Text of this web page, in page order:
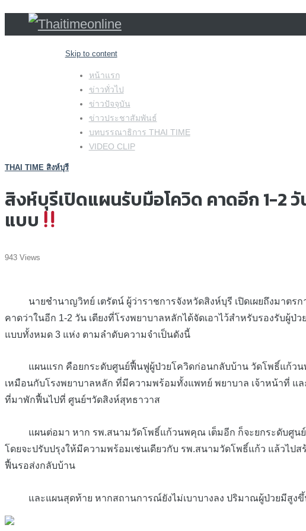
Skip to content
หน้าแรก
ข่าวทั่วไป
ข่าวปัจจุบัน
ข่าวประชาสัมพันธ์
บทบรรณาธิการ THAI TIME
VIDEO CLIP
THAI TIME สิงห์บุรี
สิงห์บุรีเปิดแผนรับมือโควิด คาดอีก 1-2
แบบ
943 Views
นายชำนาญวิทย์ เตรัตน์ ผู้ว่าราชการจังหวัดสิงห์บุรี เปิดเผยถึงมาตรก
คาดว่าในอีก 1-2 วัน เตียงที่โรงพยาบาลหลักได้จัดเอาไว้สำหรับรองรับผู้ป่
แบบทั้งหมด 3 แห่ง ตามลำดับความจำเป็นดังนี้
แผนแรก คือยกระดับศูนย์ฟื้นฟูผู้ป่วยโควิดก่อนกลับบ้าน วัดโพธิ์แก้วนพคุ
เหมือนกับโรงพยาบาลหลัก ที่มีความพร้อมทั้งแพทย์ พยาบาล เจ้าหน้าที่ แ
ที่มาพักฟื้นไปที่ ศูนย์ฯวัดสิงห์สุทธาวาส
แผนต่อมา หาก รพ.สนามวัดโพธิ์แก้วนพคุณ เต็มอีก ก็จะยกระดับศูนย์ฟื้
โดยจะปรับปรุงให้มีความพร้อมเช่นเดียวกับ รพ.สนามวัดโพธิ์แก้ว แล้วไ
ฟื้นรอส่งกลับบ้าน
และแผนสุดท้าย หากสถานการณ์ยังไม่เบาบางลง ปริมาณผู้ป่วยมีสูงขึ้น